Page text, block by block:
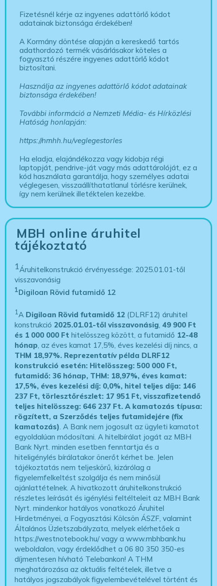
Fizetésnél kérje az ingyenes adattörlő kódot
adatainak biztonsága érdekében!
A Kormány döntése alapján a kereskedő tartós
adathordozó termék vásárlásakor köteles a
fogyasztó részére ingyenes adattörlő kódot
biztosítani.
Használja az ingyenes adattörlő kódot adatainak
biztonsága érdekében!
További információ a Nemzeti Média- és Hírközlési
Hatóság honlapján:
https://nmhh.hu/veglegestorles
Ha eladja, elajándékozza vagy kidobja régi
laptopját, pendrive-ját vagy más adattárolóját, ez a
kód használata garantálja, hogy személyes adatai
véglegesen, visszaállíthatatlanul törlésre kerülnek,
így nem kerülnek illetéktelen kezekbe.
MBH online áruhitel
tájékoztató
1Áruhitelkonstrukció érvényessége: 2025.01.01-től
visszavonásig
1Digiloan Rövid futamidő 12
1A Digiloan Rövid futamidő 12 (DLRF12) áruhitel
konstrukció 2025.01.01-től visszavonásig,49 900 Ft
és 1 000 000 Ft hitelösszeg között, a futamidő 12-48
hónap, az éves kamat 17,5%, éves kezelési díj nincs, a
THM 18,97%. Reprezentatív példa DLRF12
konstrukció esetén: Hitelösszeg: 500 000 Ft,
futamidő: 36 hónap, THM: 18,97%, éves kamat:
17,5%, éves kezelési díj: 0,0%, hitel teljes díja: 146
237 Ft, törlesztőrészlet: 17 951 Ft, visszafizetendő
teljes hitelösszeg: 646 237 Ft.A kamatozás típusa:
rögzített, a Szerződés teljes futamidejére (fix
kamatozás). A Bank nem jogosult az ügyleti kamatot
egyoldalúan módosítani. A hitelbírálat jogát az MBH
Bank Nyrt. minden esetben fenntartja és a
hiteligénylés bírálatakor önerőt kérhet be. Jelen
tájékoztatás nem teljeskörű, kizárólag a
figyelemfelkeltést szolgálja és nem minősül
ajánlattételnek. A hivatkozott áruhitelkonstrukció
részletes leírását és igénylési feltélteleit az MBH Bank
Nyrt. mindenkor hatályos vonatkozó Áruhitel
Hirdetményei, a Fogyasztási Kölcsön ÁSZF, valamint
Általános Üzletszabályzata, melyek elérhetőek a
https://westnotebook.hu/vagy a www.mbhbank.hu
weboldalon, vagy érdeklődhet a 06 80 350 350-es
díjmentesen hívható Telebankon! A THM
meghatározása az aktuális feltételek, illetve a
hatályos jogszabályok figyelembevételével történt és